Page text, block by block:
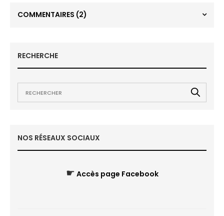
COMMENTAIRES (2)
RECHERCHE
NOS RÉSEAUX SOCIAUX
☛ Accès page Facebook